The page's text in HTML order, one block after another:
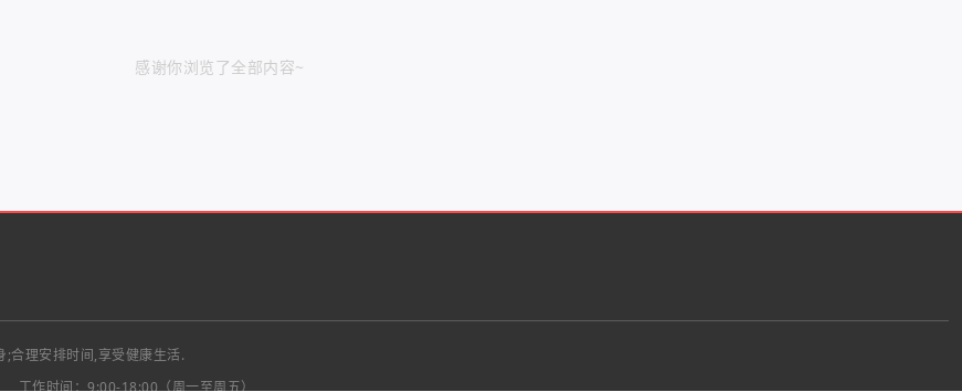
感谢你浏览了全部内容~
合理安排时间,享受健康生活.
工作时间：9:00-18:00（周一至周五）